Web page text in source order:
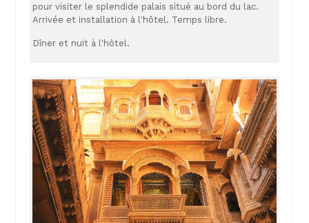
pour visiter le splendide palais situé au bord du lac.
Arrivée et installation à l'hôtel. Temps libre.
Dîner et nuit à l'hôtel.